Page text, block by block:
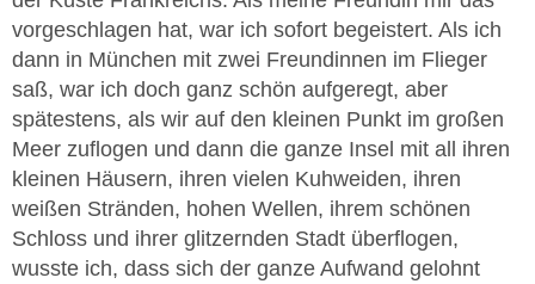
vorgeschlagen hat, war ich sofort begeistert. Als ich
dann in München mit zwei Freundinnen im Flieger
saß, war ich doch ganz schön aufgeregt, aber
spätestens, als wir auf den kleinen Punkt im großen
Meer zuflogen und dann die ganze Insel mit all ihren
kleinen Häusern, ihren vielen Kuhweiden, ihren
weißen Stränden, hohen Wellen, ihrem schönen
Schloss und ihrer glitzernden Stadt überflogen,
wusste ich, dass sich der ganze Aufwand gelohnt